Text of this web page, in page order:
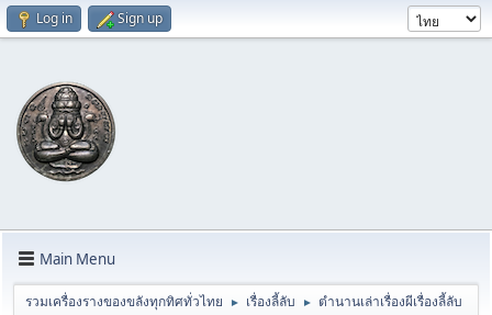
Log in Sign up
Main Menu
รวมเครื่องรางของขลังทุกทิศทั่วไทย ► เรื่องลี้ลับ ► ตำนานเล่าเรื่องผีเรื่องลี้ลับ